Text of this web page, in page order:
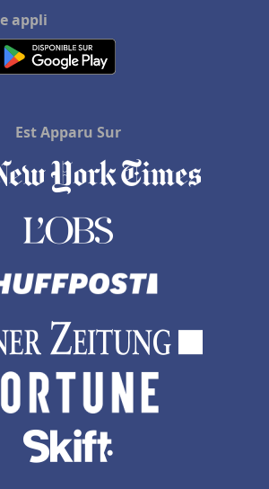
les Alpilles
appli
Est Apparu Sur